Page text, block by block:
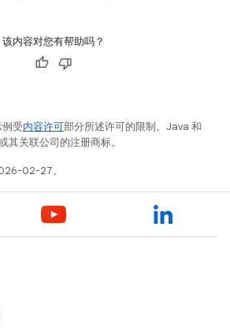
该内容对您有帮助吗？
受内容许可部分所述许可的限制。Java 和
关联公司的注册商标。
02-27。